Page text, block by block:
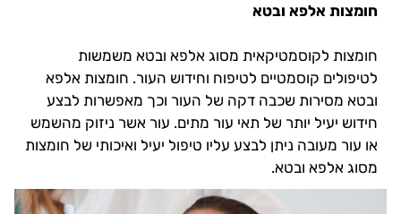
חומצות אלפא ובטא
חומצות לקוסמטיקאית מסוג אלפא ובטא משמשות
לטיפולים קוסמטיים לטיפוח וחידוש העור. חומצות אלפא
ובטא מסירות שכבה דקה של העור וכך מאפשרות לבצע
חידוש יעיל יותר של תאי עור מתים. עור אשר ניזוק מהשמש
או עור מעובה ניתן לבצע עליו טיפול יעיל ואיכותי של חומצות
מסוג אלפא ובטא.